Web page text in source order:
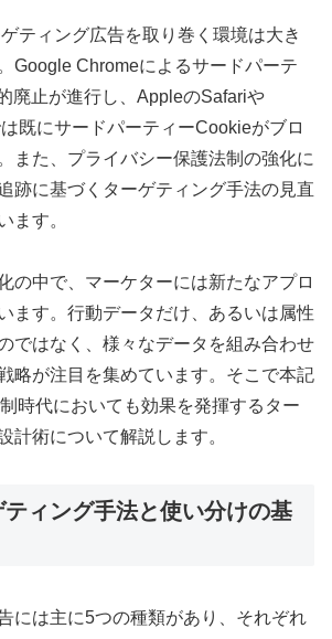
ティング広告を取り巻く環境は大き
Google Chromeによるサードパーテ
廃止が進行し、AppleのSafariや
既にサードパーティーCookieがブロ
また、プライバシー保護法制の強化に
跡に基づくターゲティング手法の見直
ます。
の中で、マーケターには新たなアプロ
ます。行動データだけ、あるいは属性
ではなく、様々なデータを組み合わせ
略が注目を集めています。そこで本記
時代においても効果を発揮するター
計術について解説します。
ィング手法と使い分けの基
には主に5つの種類があり、それぞれ